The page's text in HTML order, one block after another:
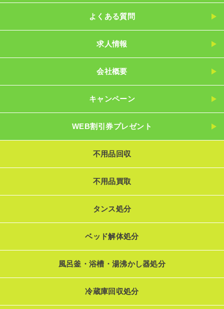
よくある質問
求人情報
会社概要
キャンペーン
WEB割引券プレゼント
不用品回収
不用品買取
タンス処分
ベッド解体処分
風呂釜・浴槽・湯沸かし器処分
冷蔵庫回収処分